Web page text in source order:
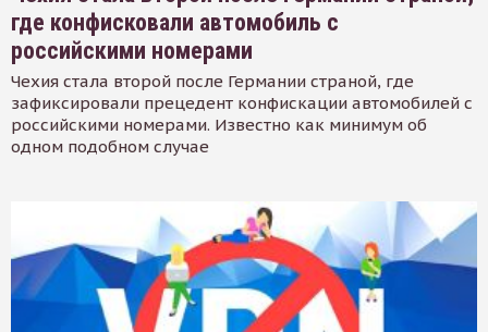
где конфисковали автомобиль с
российскими номерами
Чехия стала второй после Германии страной, где
зафиксировали прецедент конфискации автомобилей с
российскими номерами. Известно как минимум об
одном подобном случае